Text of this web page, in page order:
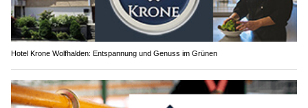
Hotel Krone Wolfhalden: Entspannung und Genuss im Grünen